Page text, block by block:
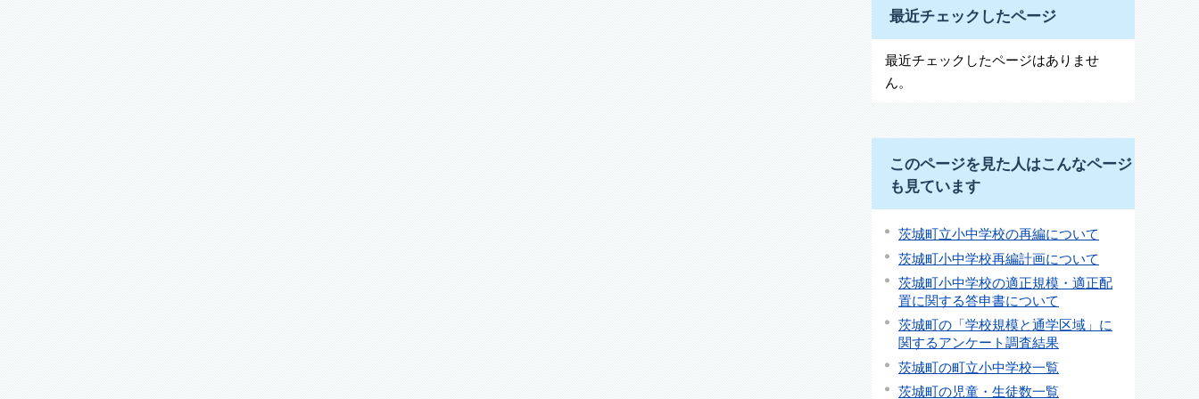
最近チェックしたページ
最近チェックしたページはありませ
ん。
このページを見た人はこんなページ
も見ています
茨城町立小中学校の再編について
茨城町小中学校再編計画について
茨城町小中学校の適正規模・適正配
置に関する答申書について
茨城町の「学校規模と通学区域」に
関するアンケート調査結果
茨城町の町立小中学校一覧
茨城町の児童・生徒数一覧